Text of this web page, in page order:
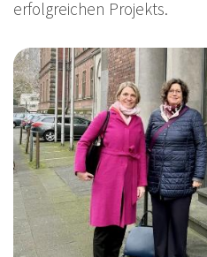
erfolgreichen Projekts.